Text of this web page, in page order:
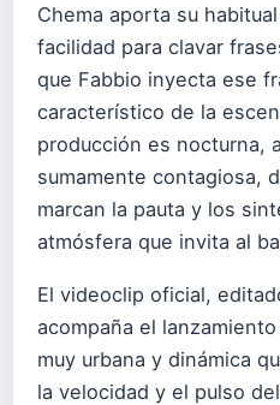
Chema aporta su
facilidad para clavar
que Fabbio inyecta ese
característico de la
producción es nocturna,
sumamente contagiosa,
marcan la pauta y los
atmósfera que invita al
El videoclip oficial,
acompaña el
muy urbana y dinámica
la velocidad y el pulso